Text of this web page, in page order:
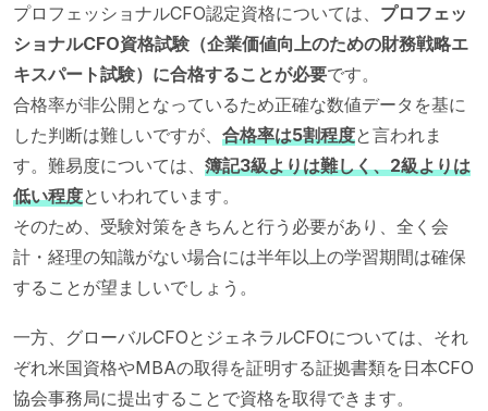
プロフェッショナルCFO認定資格については、 プロフェッ
ショナルCFO資格試験（企業価値向上のための財務戦略エ
キスパート試験）に合格することが必要です。
合格率が非公開となっているため正確な数値データを基に
した判断は難しいですが、 合格率は5割程度と言われま
す。難易度については、 簿記3級よりは難しく、2級よりは
低い程度といわれています。
そのため、受験対策をきちんと行う必要があり、全く会
計・経理の知識がない場合には半年以上の学習期間は確保
することが望ましいでしょう。
一方、グローバルCFOとジェネラルCFOについては、それ
ぞれ米国資格やMBAの取得を証明する証拠書類を日本CFO
協会事務局に提出することで資格を取得できます。